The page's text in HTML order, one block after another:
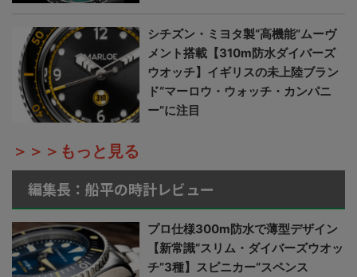
シチズン・ミヨタ製“高機能”ムーヴ
メント搭載【310m防水ダイバーズ
ウオッチ】イギリスの未上陸ブラン
ド“マーロウ・ウォッチ・カンパニ
ー”に注目
＞＞＞もっと見る
編集長：船平の時計レビュー
プロ仕様300m防水で薄型デザイン
【新常識“スリム・ダイバーズウオッ
チ”3種】スピニカー“スペンス